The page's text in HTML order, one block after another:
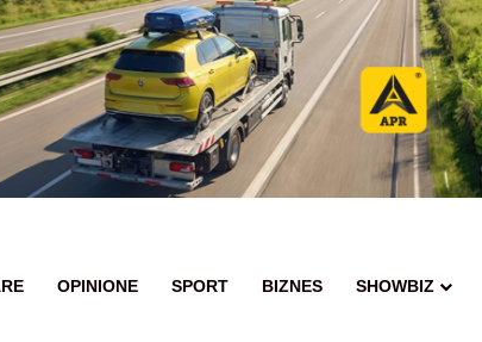
OPINIONE SPORT BIZNES SHOWBIZ